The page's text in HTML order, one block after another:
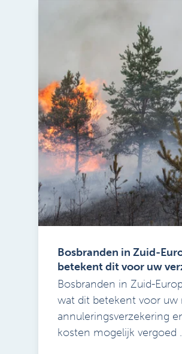
Bosbranden in Zuid-
betekent dit voor uw
Bosbranden in Zuid-
wat dit betekent voor uw
annuleringsverzekering
kosten mogelijk vergoed